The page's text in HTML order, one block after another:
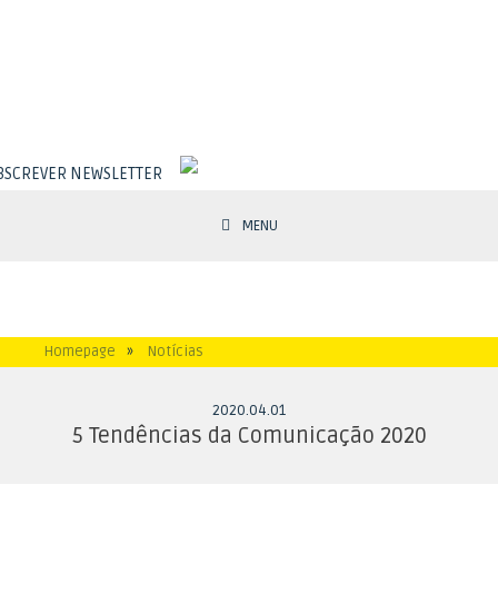
MENU
NEWSLETTER
Homepage » Notícias
2020.04.01
5 Tendências da Comunicação 2020